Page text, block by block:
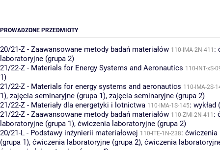
PROWADZONE PRZEDMIOTY
20/21-Z - Zaawansowane metody badań materiałów 110-IMA-2N-411 :
laboratoryjne (grupa 2)
21/22-Z - Materials for Energy Systems and Aeronautics 110-INT-xS-
1)
21/22-Z - Materials for energy systems and aeronautics 110-IMA-2S-
1), zajęcia seminaryjne (grupa 1), zajęcia seminaryjne (grupa 2)
21/22-Z - Materiały dla energetyki i lotnictwa 110-IMA-1S-145: wykład
21/22-Z - Zaawansowane metody badań materiałów 110-ZMI-2N-411 :
laboratoryjne (grupa 1), ćwiczenia laboratoryjne (grupa 2)
20/21-L - Podstawy inżynierii materiałowej 110-ITE-1N-238: ćwiczenia
(grupa 1), ćwiczenia laboratoryjne (grupa 2), ćwiczenia